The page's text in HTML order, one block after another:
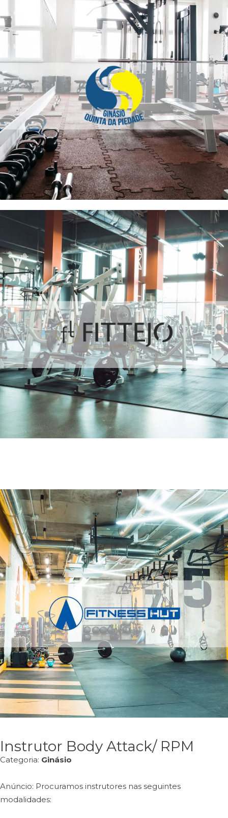
Instrutor Body Attack/ RPM
Categoria: Ginásio
Anúncio: Procuramos instrutores nas seguintes
modalidades: